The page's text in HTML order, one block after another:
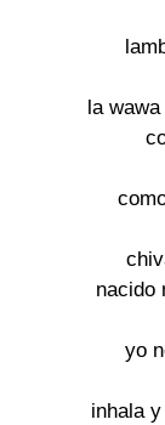
la
nacido
yo
inhala